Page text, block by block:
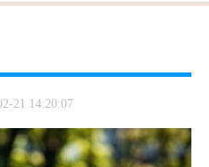
21 14:20:07